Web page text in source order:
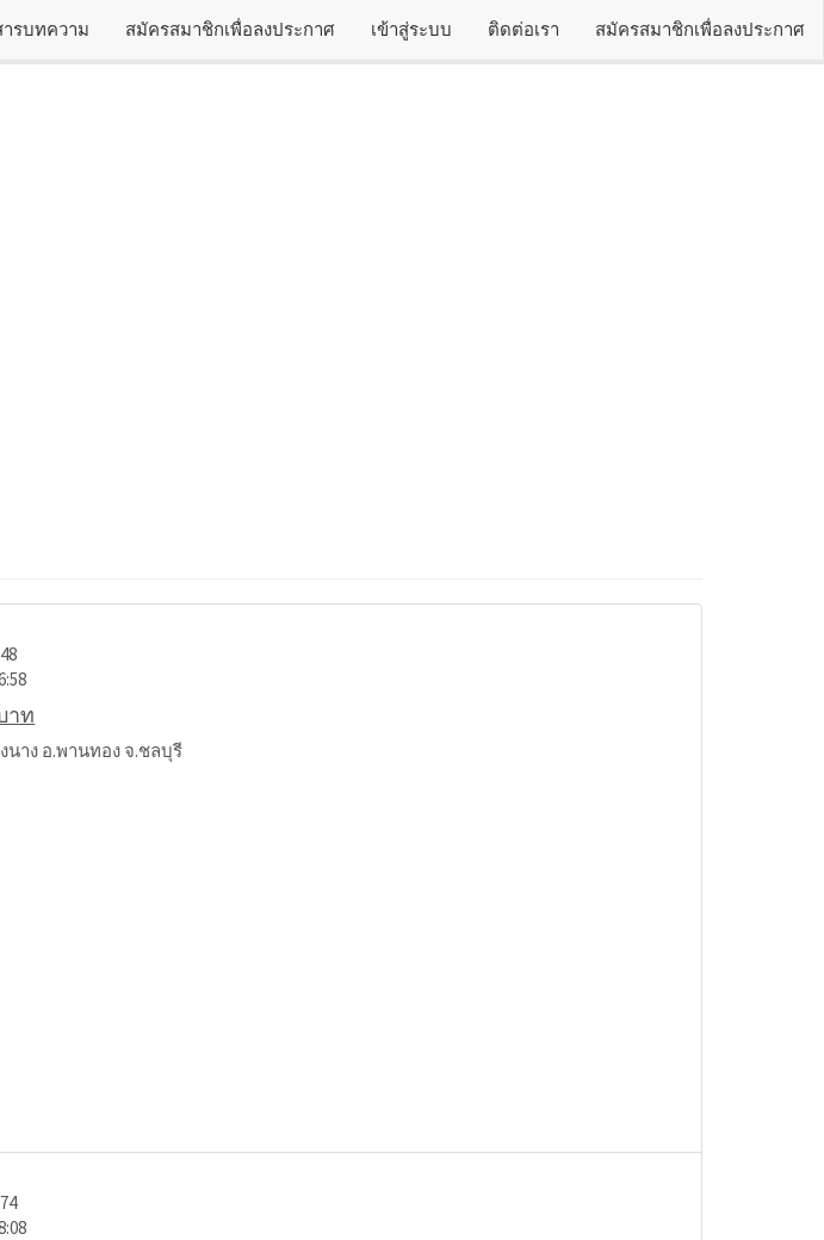
รบทความ สมัครสมาชิกเพื่อลงประกาศ เข้าสู่ระบบ ติดต่อเรา สมัครสมาชิกเพื่อลงประกาศ
าท
นาง อ.พานทอง จ.ชลบุรี